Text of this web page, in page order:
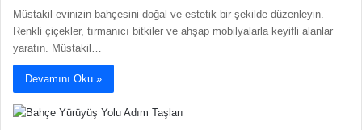
Müstakil evinizin bahçesini doğal ve estetik bir şekilde düzenleyin.
Renkli çiçekler, tırmanıcı bitkiler ve ahşap mobilyalarla keyifli alanlar
yaratın. Müstakil…
Devamını Oku »